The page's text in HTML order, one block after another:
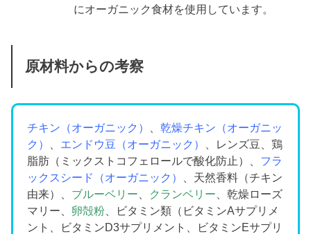
にオーガニック食材を使用しています。
原材料からの考察
チキン（オーガニック） 、乾燥チキン（オーガニッ
ク）
エンドウ豆（オーガニック）
、レンズ豆、鶏
脂肪（ミックストコフェロールで酸化防止）、 フラ
ックスシード（オーガニック）
、天然香料（チキン
由来）、 ブルーベリー クランベリー 、乾燥ローズ
マリー、 卵殻粉 、ビタミン類（ビタミンAサプリメ
ント、ビタミンD3サプリメント、ビタミンEサプリ